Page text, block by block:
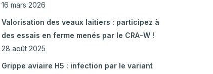
16 mars 2026
Valorisation des veaux laitiers : participez à
des essais en ferme menés par le CRA-W !
28 août 2025
Grippe aviaire H5 : infection par le variant